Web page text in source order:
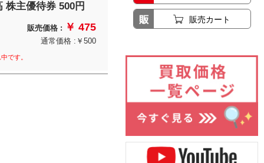
株主優待券 500円
販売価格 : ￥ 475
通常価格 :￥500
です。
販売カート